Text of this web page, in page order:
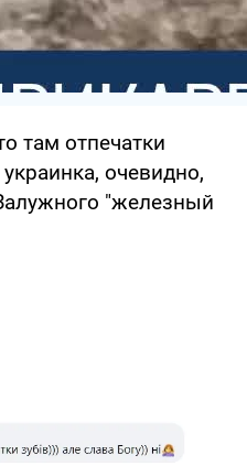
там отпечатки
очевидно,
"железный